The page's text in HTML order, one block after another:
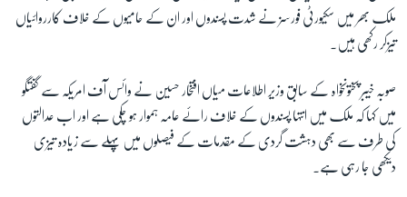
ملک بھر میں سکیورٹی فورسز نے شدت پسندوں اور ان کے حامیوں کے خلاف کارروائیاں
تیزکر رکھی ہیں۔
صوبہ خیبر پختونخواہ کے سابق وزیر اطلاعات میاں افتخار حسین نے وائس آف امریکہ سے گفتگو
میں کہا کہ ملک میں انتہا پسندوں کے خلاف رائے عامہ ہموار ہو چکی ہے اور اب عدالتوں
کی طرف سے بھی دہشت گردی کے مقدمات کے فیصلوں میں پہلے سے زیادہ تیزی
دیکھی جا رہی ہے۔